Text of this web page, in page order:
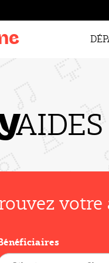
AIDES
votre